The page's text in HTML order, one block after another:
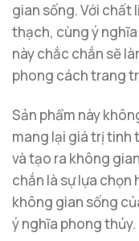
gian sống. Với chất
thạch, cùng ý
này chắc chắn sẽ
phong cách trang
Sản phẩm này
mang lại giá trị tinh
và tạo ra không
chắn là sự lựa chọn
không gian sống
ý nghĩa phong thủy.